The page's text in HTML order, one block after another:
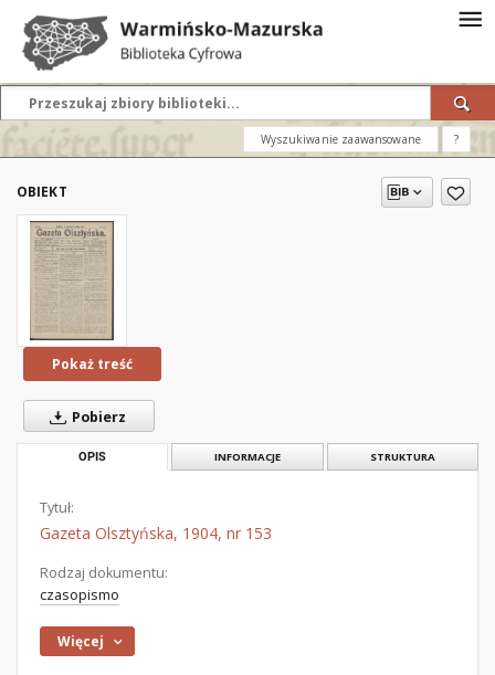
Wyszukiwanie zaawansowane ?
OBIEKT
Pokaż treść
Pobierz
OPIS INFORMACJE STRUKTURA
Tytuł:
Gazeta Olsztyńska, 1904, nr 153
Rodzaj dokumentu:
czasopismo
Więcej